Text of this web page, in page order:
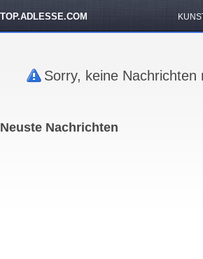
TOP.ADLESSE.COM
Sorry, keine
Neuste Nachrichten